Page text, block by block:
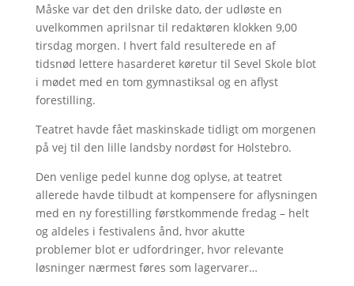
Måske var det den drilske dato, der udløste en
uvelkommen aprilsnar til redaktøren klokken 9,00
tirsdag morgen. I hvert fald resulterede en af
tidsnød lettere hasarderet køretur til Sevel Skole blot
i mødet med en tom gymnastiksal og en aflyst
forestilling.
Teatret havde fået maskinskade tidligt om morgenen
på vej til den lille landsby nordøst for Holstebro.
Den venlige pedel kunne dog oplyse, at teatret
allerede havde tilbudt at kompensere for aflysningen
med en ny forestilling førstkommende fredag – helt
og aldeles i festivalens ånd, hvor akutte
problemer blot er udfordringer, hvor relevante
løsninger nærmest føres som lagervarer…